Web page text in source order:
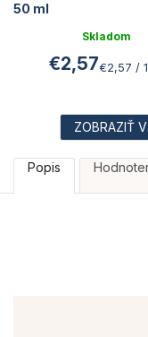
50 ml
Skladom
€2,57€2,57 /
ZOBRAZIŤ
Popis